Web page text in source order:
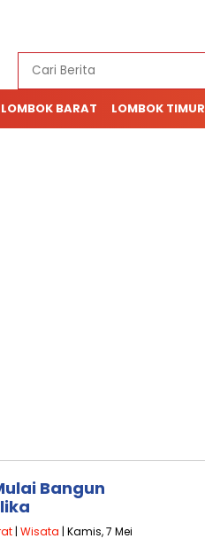
LOMBOK BARAT LOMBOK TIMUR
Bangun
| Wisata | Kamis, 7 Mei